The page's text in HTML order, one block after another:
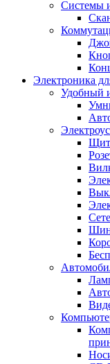
Системы
Электроника
Удобный